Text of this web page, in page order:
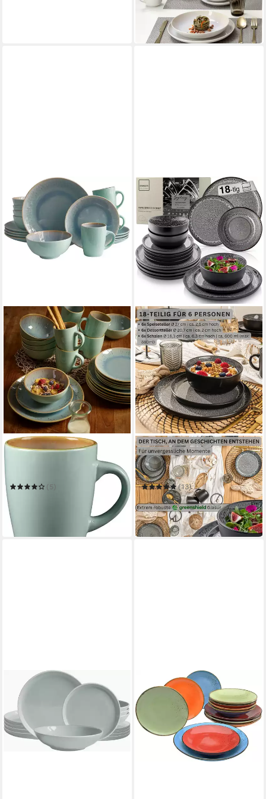
ab 65,00 € UVP145,00 €
-55%
in 3-4 Werktagen bei dir
ECHTWERK
Tafelservice Ana Modern-
(5)
-34%
in 2-3 Werktagen bei dir
SÄNGER
Tafelservice Sydney
Geschirrset, Grau
(13)
ab 129,99 € 189,99 €
-32%
in 2-3 Werktagen bei dir